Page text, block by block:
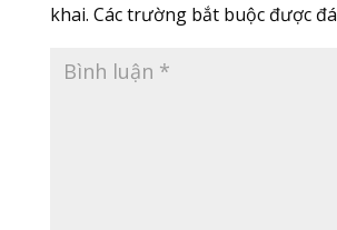
khai. Các trường bắt buộc được